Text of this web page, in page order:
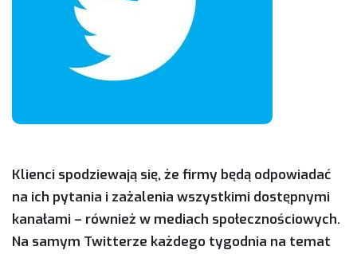
Klienci spodziewają się, że firmy będą odpowiadać
na ich pytania i zażalenia wszystkimi dostępnymi
kanałami – również w mediach społecznościowych.
Na samym Twitterze każdego tygodnia na temat